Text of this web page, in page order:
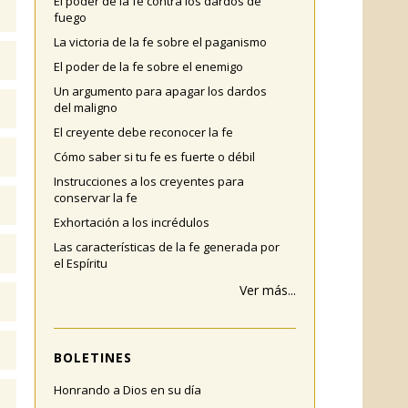
fuego
La victoria de la fe sobre el paganismo
El poder de la fe sobre el enemigo
Un argumento para apagar los dardos
del maligno
El creyente debe reconocer la fe
Cómo saber si tu fe es fuerte o débil
Instrucciones a los creyentes para
conservar la fe
Exhortación a los incrédulos
Las características de la fe generada por
el Espíritu
Ver más...
BOLETINES
Honrando a Dios en su día